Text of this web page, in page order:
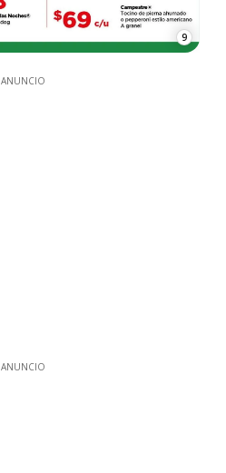
9
ANUNCIO
ANUNCIO